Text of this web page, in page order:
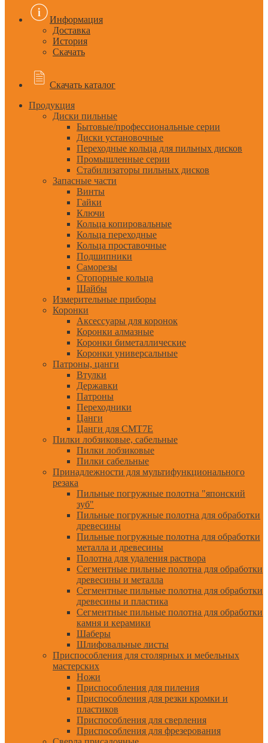
Информация
Доставка
История
Скачать
Скачать каталог
Продукция
Диски пильные
Бытовые/профессиональные серии
Диски установочные
Переходные кольца для пильных дисков
Промышленные серии
Стабилизаторы пильных дисков
Запасные части
Винты
Гайки
Ключи
Кольца копировальные
Кольца переходные
Кольца проставочные
Подшипники
Саморезы
Стопорные кольца
Шайбы
Измерительные приборы
Коронки
Аксессуары для коронок
Коронки алмазные
Коронки биметаллические
Коронки универсальные
Патроны, цанги
Втулки
Державки
Патроны
Переходники
Цанги
Цанги для CMT7E
Пилки лобзиковые, сабельные
Пилки лобзиковые
Пилки сабельные
Принадлежности для мультифункционального
резака
Пильные погружные полотна "японский
зуб"
Пильные погружные полотна для обработки
древесины
Пильные погружные полотна для обработки
металла и древесины
Полотна для удаления раствора
Сегментные пильные полотна для обработки
древесины и металла
Сегментные пильные полотна для обработки
древесины и пластика
Сегментные пильные полотна для обработки
камня и керамики
Шаберы
Шлифовальные листы
Приспособления для столярных и мебельных
мастерских
Ножи
Приспособления для пиления
Приспособления для резки кромки и
пластиков
Приспособления для сверления
Приспособления для фрезерования